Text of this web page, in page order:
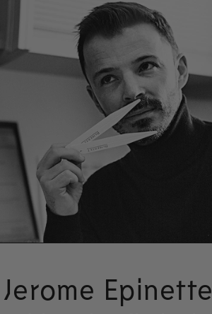
Jerome Epinette